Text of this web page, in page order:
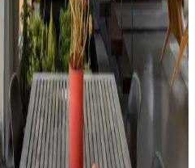
renk uyumu,
gibi unsurların yaşam
nasıl etkilediği inceleniyor.
Ella'dan
Değerlendirmesi
dekor ürünleri, yüksek deri kalitesi
Ürünlerin boyutları beklentileri
da dikkat çekiyor.